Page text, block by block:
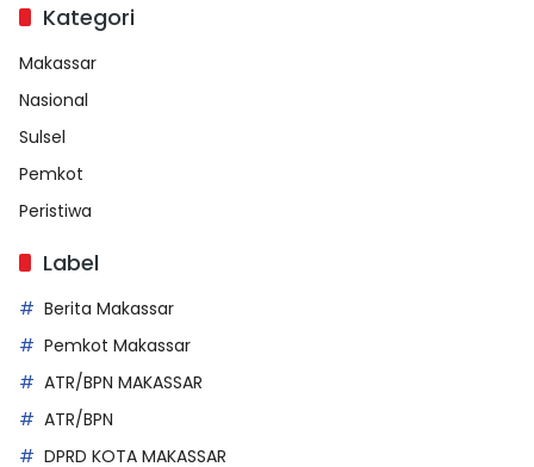
Kategori
Makassar
Nasional
Sulsel
Pemkot
Peristiwa
Label
Berita Makassar
Pemkot Makassar
ATR/BPN MAKASSAR
ATR/BPN
DPRD KOTA MAKASSAR